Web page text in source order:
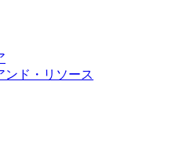
ンド・リソース